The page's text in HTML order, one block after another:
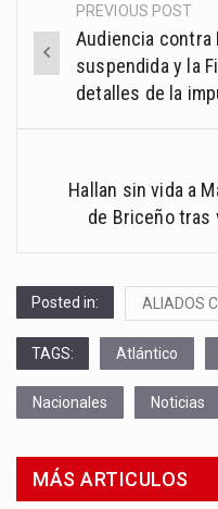
Post
navigation
PREVIOUS POST
Audiencia contra
suspendida y la
detalles de la
Hallan sin vida a
de Briceño tras
Posted in: ALIADOS
TAGS: Atlántico
Nacionales Noticias
MÁS ARTICULOS